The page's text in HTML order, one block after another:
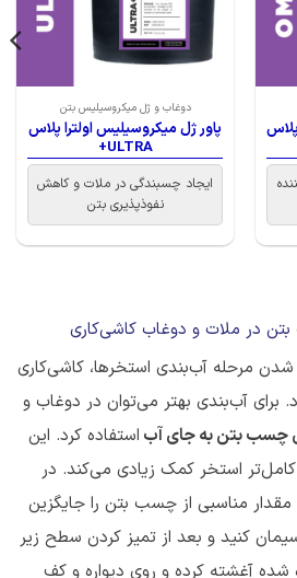
دوغاب و ژل میکروسیلیس بتن
پاور ژل میکروسیلیس اولترا پلاس
ULTRA+
ایجاد چسبندگی در ملات و کاهش
نفو‌ذپذیری بتن
شدن مرحله آب‌بندی استخرها، کاشی‌کاری
آب‌بندی بهتر می‌توان در دوغاب و
چسب بتن به جای آب استفاده کرد. این
کامل‌تر استخر کمک زیادی می‌کند. در
مناسبی از چسب بتن را جایگزین
کنید و بعد از تمیز کردن سطح زیر
شده آغشته کرده و روی دیواره و کف